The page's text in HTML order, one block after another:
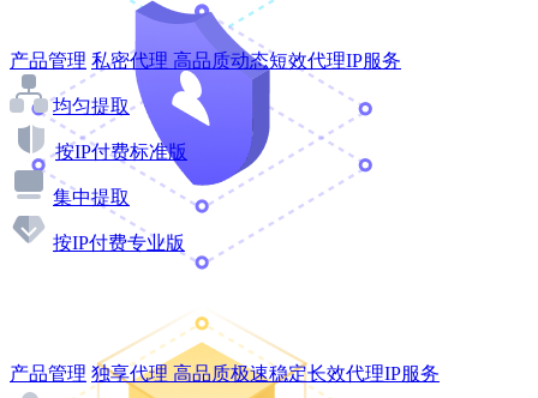
产品管理 私密代理 高品质动态短效代理IP服务
均匀提取
按IP付费标准版
集中提取
按IP付费专业版
产品管理 独享代理 高品质极速稳定长效代理IP服务